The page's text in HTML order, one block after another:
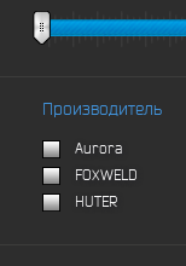
Производитель
Aurora
FOXWELD
HUTER